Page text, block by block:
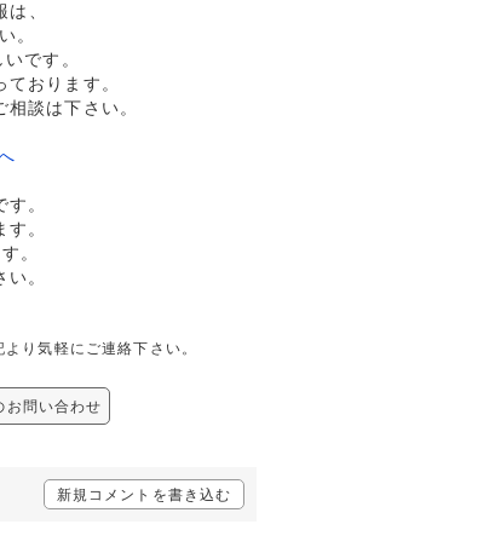
、
。
です。
おります。
談は下さい。
。
。
。
。
り気軽にご連絡下さい。
問い合わせ
新規コメントを書き込む